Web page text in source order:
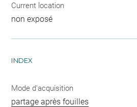
Current location
non exposé
INDEX
Mode d'acquisition
partage après fouilles